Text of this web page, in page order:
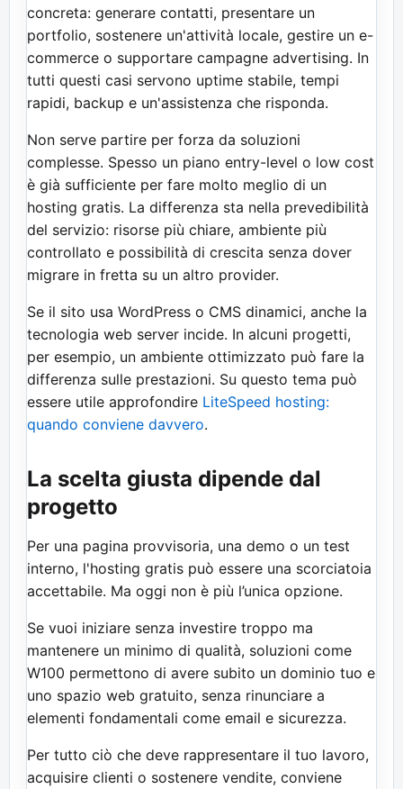
concreta: generare contatti, presentare un
portfolio, sostenere un'attività locale, gestire un e-
commerce o supportare campagne advertising. In
tutti questi casi servono uptime stabile, tempi
rapidi, backup e un'assistenza che risponda.
Non serve partire per forza da soluzioni
complesse. Spesso un piano entry-level o low cost
è già sufficiente per fare molto meglio di un
hosting gratis. La differenza sta nella prevedibilità
del servizio: risorse più chiare, ambiente più
controllato e possibilità di crescita senza dover
migrare in fretta su un altro provider.
Se il sito usa WordPress o CMS dinamici, anche la
tecnologia web server incide. In alcuni progetti,
per esempio, un ambiente ottimizzato può fare la
differenza sulle prestazioni. Su questo tema può
essere utile approfondire LiteSpeed hosting:
quando conviene davvero.
La scelta giusta dipende dal
progetto
Per una pagina provvisoria, una demo o un test
interno, l'hosting gratis può essere una scorciatoia
accettabile. Ma oggi non è più l’unica opzione.
Se vuoi iniziare senza investire troppo ma
mantenere un minimo di qualità, soluzioni come
W100 permettono di avere subito un dominio tuo e
uno spazio web gratuito, senza rinunciare a
elementi fondamentali come email e sicurezza.
Per tutto ciò che deve rappresentare il tuo lavoro,
acquisire clienti o sostenere vendite, conviene